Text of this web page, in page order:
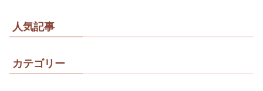
人気記事
カテゴリー